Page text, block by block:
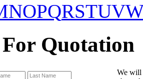
NOPQRSTUV
For Quotation
We will